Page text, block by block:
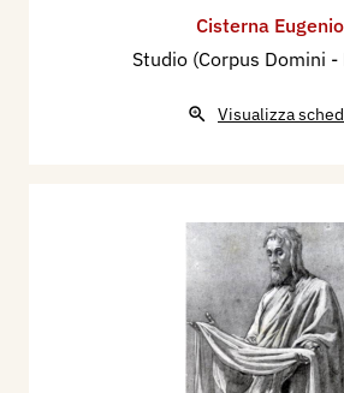
Cisterna Eugenio
Studio (Corpus Domini -
Visualizza